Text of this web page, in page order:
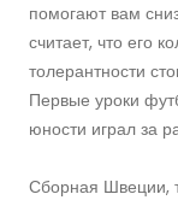
помогают вам
считает, что его
толерантности
Первые уроки
юности играл за
Сборная Швеции,